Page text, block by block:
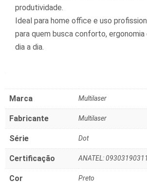
produtividade.
Ideal para home office e uso
para quem busca conforto, ergonomia
dia a dia.
Marca ‎Multilaser
Fabricante ‎Multilaser
Série ‎Dot
Certificação ‎ANATEL:
Cor ‎Preto